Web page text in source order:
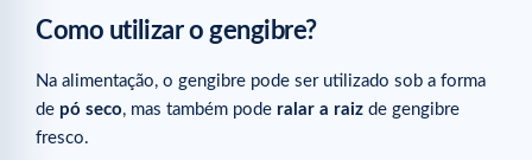
Como utilizar o gengibre?
Na alimentação, o gengibre pode ser utilizado sob a forma
de pó seco, mas também pode ralar a raiz de gengibre
fresco.